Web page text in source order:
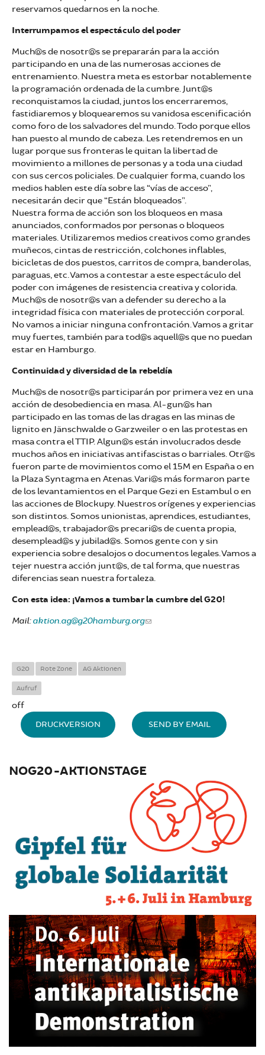
reservamos quedarnos en la noche.
Interrumpamos el espectáculo del poder
Much@s de nosotr@s se prepararán para la acción
participando en una de las numerosas acciones de
entrenamiento. Nuestra meta es estorbar notablemente
la programación ordenada de la cumbre. Junt@s
reconquistamos la ciudad, juntos los encerraremos,
fastidiaremos y bloquearemos su vanidosa escenificación
como foro de los salvadores del mundo. Todo porque ellos
han puesto al mundo de cabeza. Les retendremos en un
lugar porque sus fronteras le quitan la libertad de
movimiento a millones de personas y a toda una ciudad
con sus cercos policiales. De cualquier forma, cuando los
medios hablen este día sobre las “vías de acceso”,
necesitarán decir que “Están bloqueados”.
Nuestra forma de acción son los bloqueos en masa
anunciados, conformados por personas o bloqueos
materiales. Utilizaremos medios creativos como grandes
muñecos, cintas de restricción, colchones inflables,
bicicletas de dos puestos, carritos de compra, banderolas,
paraguas, etc. Vamos a contestar a este espectáculo del
poder con imágenes de resistencia creativa y colorida.
Much@s de nosotr@s van a defender su derecho a la
integridad física con materiales de protección corporal.
No vamos a iniciar ninguna confrontación. Vamos a gritar
muy fuertes, también para tod@s aquell@s que no puedan
estar en Hamburgo.
Continuidad y diversidad de la rebeldía
Much@s de nosotr@s participarán por primera vez en una
acción de desobediencia en masa. Al-gun@s han
participado en las tomas de las dragas en las minas de
lignito en Jänschwalde o Garzweiler o en las protestas en
masa contra el TTIP. Algun@s están involucrados desde
muchos años en iniciativas antifascistas o barriales. Otr@s
fueron parte de movimientos como el 15M en España o en
la Plaza Syntagma en Atenas. Vari@s más formaron parte
de los levantamientos en el Parque Gezi en Estambul o en
las acciones de Blockupy. Nuestros orígenes y experiencias
son distintos. Somos unionistas, aprendices, estudiantes,
emplead@s, trabajador@s precari@s de cuenta propia,
desemplead@s y jubilad@s. Somos gente con y sin
experiencia sobre desalojos o documentos legales. Vamos a
tejer nuestra acción junt@s, de tal forma, que nuestras
diferencias sean nuestra fortaleza.
Con esta idea: ¡Vamos a tumbar la cumbre del G20!
Mail:aktion.ag@g20hamburg.org
G20 Rote Zone AG Aktionen
Aufruf
off
DRUCKVERSION SEND BY EMAIL
NOG20-AKTIONSTAGE